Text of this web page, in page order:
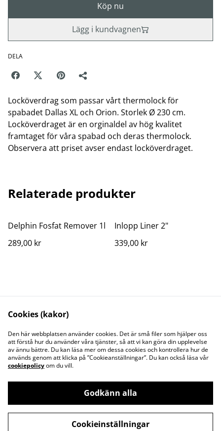
Köp nu
Lägg i kundvagnen
DELA
Locköverdrag som passar vårt thermolock för
spabadet Dallas XL och Orion. Storlek Ø 230 cm.
Locköverdraget är en orginaldel av hög kvalitet
framtaget för våra spabad och deras thermolock.
Observera att priset avser endast locköverdraget.
Relaterade produkter
Delphin Fosfat Remover 1l
289,00 kr
Inlopp Liner 2"
339,00 kr
Delphin MetaMagic 1l
499,00 kr
PVC Kulventil 50mm
Integritetspolicy
Cookiepolicy
Cookies (kakor)
Den här webbplatsen använder cookies. Det är små filer som hjälper oss
att förstå hur du använder våra tjänster, så att vi kan göra din upplevelse
av ännu bättre. Du kan läsa mer om dessa cookies och kontrollera hur de
används genom att klicka på ”Cookieanställningar”. Du kan också läsa vår
cookiepolicyom du vill.
Godkänn alla
Cookieinställningar